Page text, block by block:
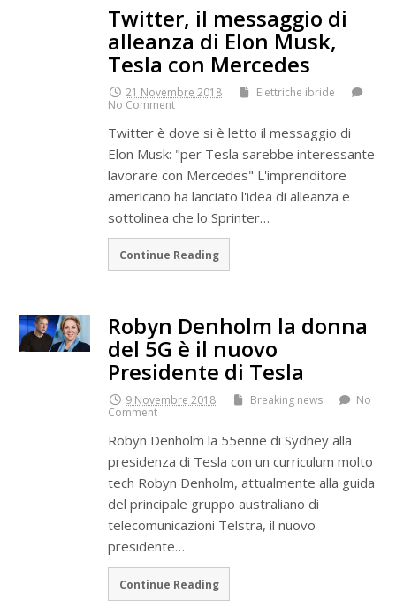
Twitter, il messaggio di
alleanza di Elon Musk,
Tesla con Mercedes
21 Novembre 2018
Elettriche ibride
No Comment
Twitter è dove si è letto il messaggio di
Elon Musk: "per Tesla sarebbe interessante
lavorare con Mercedes" L'imprenditore
americano ha lanciato l'idea di alleanza e
sottolinea che lo Sprinter…
Continue Reading
Robyn Denholm la donna
del 5G è il nuovo
Presidente di Tesla
9 Novembre 2018 Breaking news
No
Comment
Robyn Denholm la 55enne di Sydney alla
presidenza di Tesla con un curriculum molto
tech Robyn Denholm, attualmente alla guida
del principale gruppo australiano di
telecomunicazioni Telstra, il nuovo
presidente…
Continue Reading